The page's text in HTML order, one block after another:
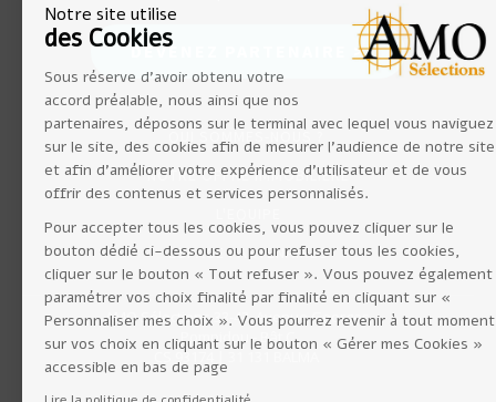
DEVENEZ PARTENAIRE >
QUI SOMMES-NOUS ?
NOTRE OFFRE IMMOBILIERE
ESPACE PARTENAIRES
AMO Sélections 33-43, Avenue Georges
Pompidou - Bât C
CS 93174 | 31 131 BALMA
Notre site utilise
des Cookies
Sous réserve d’avoir obtenu votre
accord préalable, nous ainsi que nos
partenaires, déposons sur le terminal avec lequel vous naviguez
sur le site, des cookies afin de mesurer l’audience de notre site
et afin d'améliorer votre expérience d'utilisateur et de vous
offrir des contenus et services personnalisés.
Pour accepter tous les cookies, vous pouvez cliquer sur le
bouton dédié ci-dessous ou pour refuser tous les cookies,
cliquer sur le bouton « Tout refuser ». Vous pouvez également
paramétrer vos choix finalité par finalité en cliquant sur «
Personnaliser mes choix ». Vous pourrez revenir à tout moment
sur vos choix en cliquant sur le bouton « Gérer mes Cookies »
accessible en bas de page